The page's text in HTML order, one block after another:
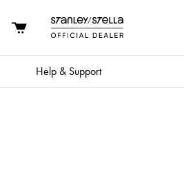
Help & Support